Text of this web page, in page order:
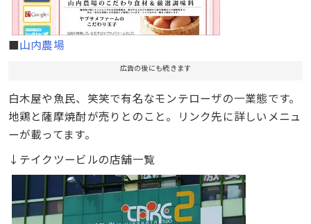
■山内農場
広告の後にも続きます
白木屋や魚民、笑笑で有名なモンテローザの一業態です。
地鶏と薩摩焼酎が売りとのこと。リンク先に詳しいメニュ
ーが載ってます。
↓テイクツービルの店舗一覧